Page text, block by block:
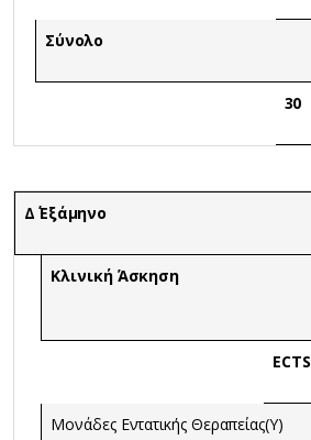
Σύνολο
30
Δ΄ Εξάμηνο
Κλινική Άσκηση
ECTS
Μονάδες Εντατικής Θεραπείας(Υ)